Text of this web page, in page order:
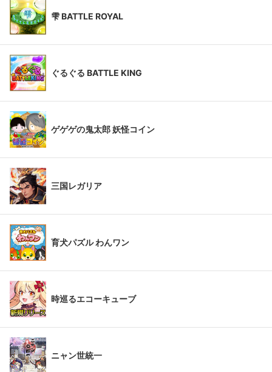
雫 BATTLE ROYAL
ぐるぐる BATTLE KING
ゲゲゲの鬼太郎 妖怪コイン
三国レガリア
育犬パズル わんワン
時巡るエコーキューブ
ニャン世統一